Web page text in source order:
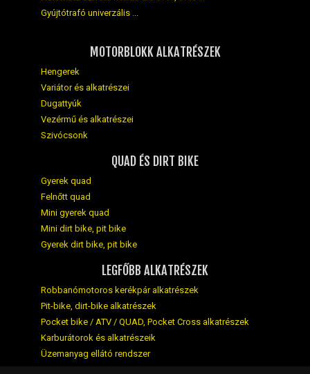
Gyújtótrafó univerzális ...
MOTORBLOKK ALKATRÉSZEK
Hengerek
Variátor és alkatrészei
Dugattyúk
Vezérmű és alkatrészei
Szivócsonk
QUAD ÉS DIRT BIKE
Gyerek quad
Felnőtt quad
Mini gyerek quad
Mini dirt bike, pit bike
Gyerek dirt bike, pit bike
LEGFŐBB ALKATRÉSZEK
Robbanómotoros kerékpár alkatrészek
Pit-bike, dirt-bike alkatrészek
Pocket bike / ATV / QUAD, Pocket Cross alkatrészek
Karburátorok és alkatrészeik
Üzemanyag ellátó rendszer